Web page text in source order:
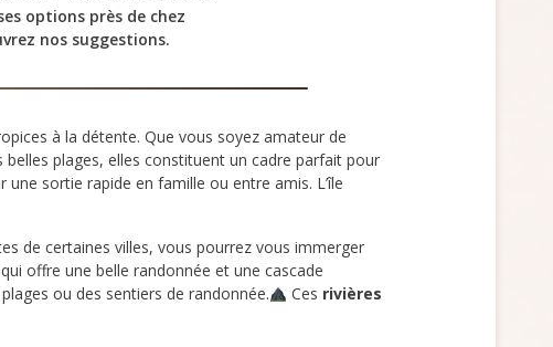
options près de chez
nos suggestions.
à la détente. Que vous soyez amateur de
plages, elles constituent un cadre parfait pour
une sortie rapide en famille ou entre amis. L’île
de certaines villes, vous pourrez vous immerger
qui offre une belle randonnée et une cascade
ou des sentiers de randonnée. Ces rivières